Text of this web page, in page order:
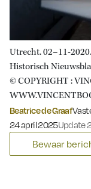
Utrecht. 02–11-
Historisch
© COPYRIGHT :
Beatrice de Graaf
Gepubliceerd op:
24 april 2025Update
Bewaar